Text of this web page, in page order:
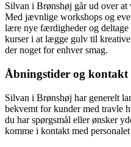
Silvan i Brønshøj går ud over
Med jævnlige workshops og
lære nye færdigheder og
kurser i at lægge gulv til
der noget for enhver smag.
Åbningstider og kontakt
Silvan i Brønshøj har generelt
bekvemt for kunder med travle
du har spørgsmål eller ønsker
komme i kontakt med